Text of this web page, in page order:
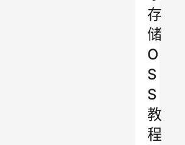
存
储
O
S
S
教
程